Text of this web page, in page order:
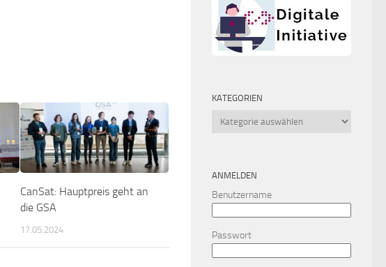
CanSat: Hauptpreis geht an
die GSA
17.05.2024
KATEGORIEN
Kategorien
ANMELDEN
Benutzername
Passwort